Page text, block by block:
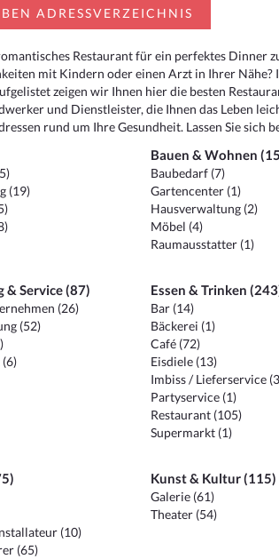
ADRESSVERZEICHNIS
Restaurant für ein perfektes Dinner
mit Kindern oder einen Arzt in Ihrer Nähe?
zeigen wir Ihnen hier die besten
und Dienstleister, die Ihnen das Leben
rund um Ihre Gesundheit. Lassen Sie
(19)
Bauen & Wohnen
Baubedarf (7)
Gartencenter (1)
Hausverwaltung (2)
Möbel (4)
Raumausstatter (1)
& Service (87)
(26)
(52)
Essen & Trinken
Bar (14)
Bäckerei (1)
Café (72)
Eisdiele (13)
Imbiss / Lieferservice
Partyservice (1)
Restaurant (105)
Supermarkt (1)
(10)
(65)
Kunst & Kultur (115)
Galerie (61)
Theater (54)